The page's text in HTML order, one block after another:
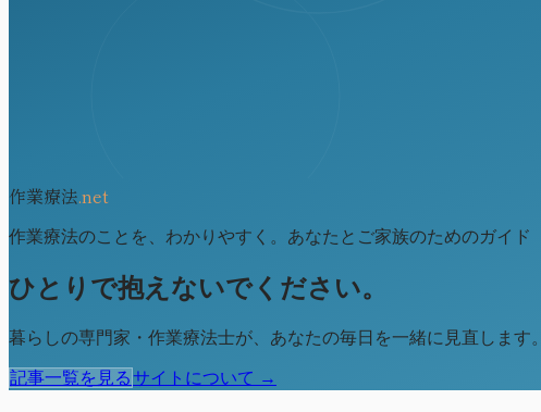
作業療法.net
作業療法のことを、わかりやすく。あなたとご家族のためのガイド
ひとりで抱えないでください。
暮らしの専門家・作業療法士が、あなたの毎日を一緒に見直します。
記事一覧を見るサイトについて →